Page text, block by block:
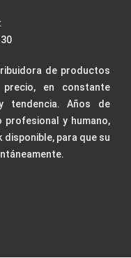
de productos
en constante
tendencia. Años de
profesional y humano,
para que su